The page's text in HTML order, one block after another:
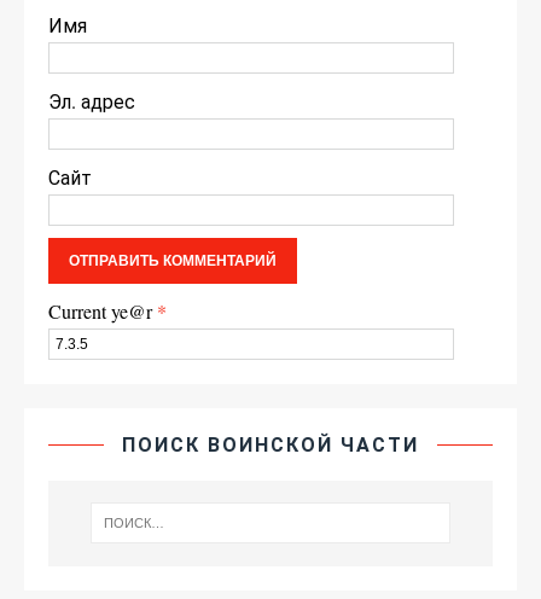
Имя
Эл. адрес
Сайт
Current ye@r*
ПОИСК ВОИНСКОЙ ЧАСТИ